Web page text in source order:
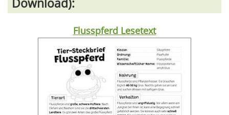
Flusspferd Lesetext